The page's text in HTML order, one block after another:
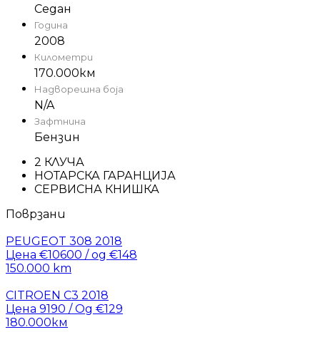
Седан
Година
2008
Километри
170.000км
Надворешна боја
N/A
Зафтнина
Бензин
2 КЛУЧА
НОТАРСКА ГАРАНЦИЈА
СЕРВИСНА КНИШКА
Поврзани
PEUGEOT 308 2018
Цена €10600 / од €148
150.000 km
CITROEN C3 2018
Цена 9190 / Од €129
180.000км